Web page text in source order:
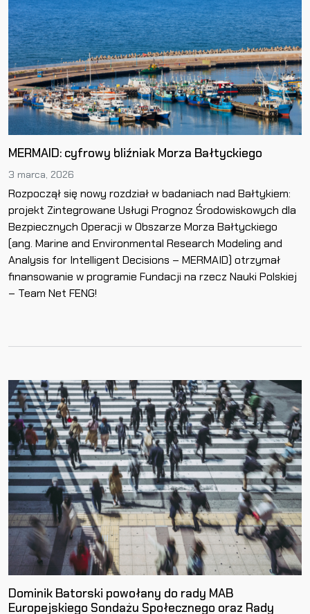
MERMAID: cyfrowy bliźniak Morza Bałtyckiego
3 marca, 2026
Rozpoczął się nowy rozdział w badaniach nad Bałtykiem:
projekt Zintegrowane Usługi Prognoz Środowiskowych dla
Bezpiecznych Operacji w Obszarze Morza Bałtyckiego
(ang. Marine and Environmental Research Modeling and
Analysis for Intelligent Decisions – MERMAID) otrzymał
finansowanie w programie Fundacji na rzecz Nauki Polskiej
– Team Net FENG!
Dominik Batorski powołany do rady MAB
Europejskiego Sondażu Społecznego oraz Rady